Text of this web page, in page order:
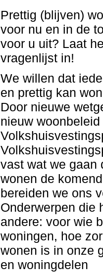
Prettig (blijven)
voor nu en in de
voor u uit? Laat
vragenlijst in!
We willen dat
en prettig kan
Door nieuwe
nieuw
vast wat we gaan
wonen de
bereiden we ons
Onderwerpen die
andere: voor wie
woningen, hoe
wonen is in onze
en woningdelen